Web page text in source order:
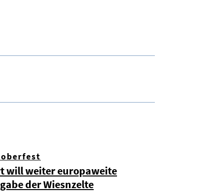
will weiter europaweite
der Wiesnzelte